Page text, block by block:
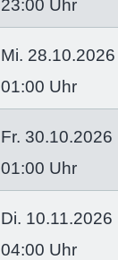
23:00 Uhr
Mi. 28.10.2026
01:00 Uhr
Fr. 30.10.2026
01:00 Uhr
Di. 10.11.2026
04:00 Uhr